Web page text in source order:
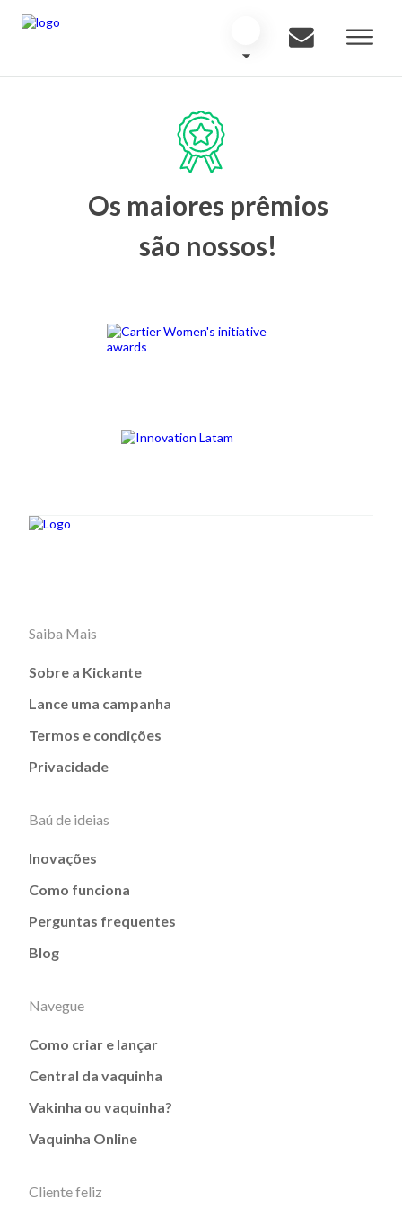
Os maiores prêmios
são nossos!
Saiba Mais
Sobre a Kickante
Lance uma campanha
Termos e condições
Privacidade
Baú de ideias
Inovações
Como funciona
Perguntas frequentes
Blog
Navegue
Como criar e lançar
Central da vaquinha
Vakinha ou vaquinha?
Vaquinha Online
Cliente feliz